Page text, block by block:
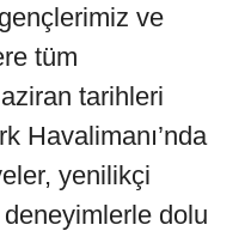
ve
tüm
tarihleri
Havalimanı’nda
yenilikçi
dolu